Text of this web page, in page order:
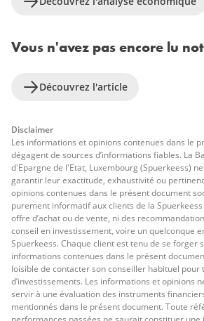
Vous n'avez pas encore lu
Découvrez l'article
Disclaimer
Les informations et opinions contenues dans le
dégagent de sources d’informations fiables. La
d'Epargne de l'Etat, Luxembourg (Spuerkeess)
garantir leur exactitude, exhaustivité ou
opinions contenues dans le présent document
purement informatif aux clients de la
offre d’achat ou de vente, ni des
conseil en investissement, voire un quelconque
Spuerkeess. Chaque client est tenu de se forger
informations contenues dans le présent
loisible de contacter son conseiller habituel
d’investissements. Les informations et opinions
servir à une évaluation des instruments
mentionnés dans le présent document. Toute